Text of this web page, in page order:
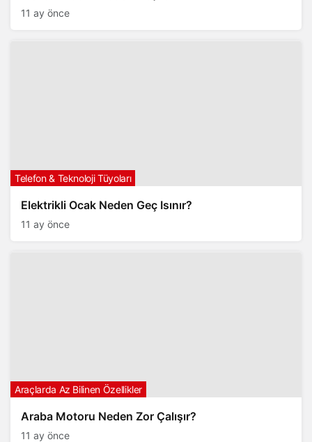
11 ay önce
Elektrikli Ocak Neden Geç Isınır?
Telefon & Teknoloji Tüyoları
11 ay önce
Araba Motoru Neden Zor Çalışır?
Araçlarda Az Bilinen Özellikler
11 ay önce